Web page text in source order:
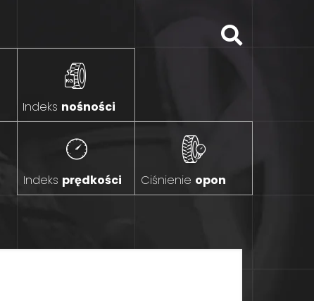
Indeks nośności
Indeks prędkości Ciśnienie opon